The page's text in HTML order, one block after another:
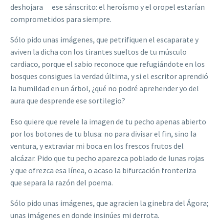
deshojara ese sánscrito: el heroísmo y el oropel estarían
comprometidos para siempre.
Sólo pido unas imágenes, que petrifiquen el escaparate y
aviven la dicha con los tirantes sueltos de tu músculo
cardiaco, porque el sabio reconoce que refugiándote en los
bosques consigues la verdad última, y si el escritor aprendió
la humildad en un árbol, ¿qué no podré aprehender yo del
aura que desprende ese sortilegio?
Eso quiere que revele la imagen de tu pecho apenas abierto
por los botones de tu blusa: no para divisar el fin, sino la
ventura, y extraviar mi boca en los frescos frutos del
alcázar. Pido que tu pecho aparezca poblado de lunas rojas
y que ofrezca esa línea, o acaso la bifurcación fronteriza
que separa la razón del poema.
Sólo pido unas imágenes, que agracien la ginebra del Ágora;
unas imágenes en donde insinúes mi derrota.